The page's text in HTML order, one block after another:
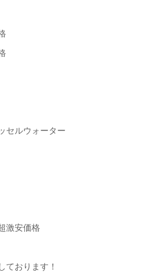
セルウォーター
激安価格
ております！